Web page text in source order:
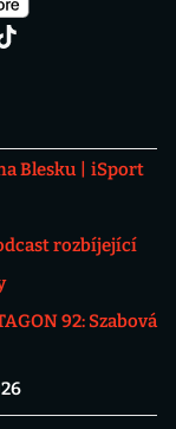
Blesku
iSport
rozbíjející
92: Szabová